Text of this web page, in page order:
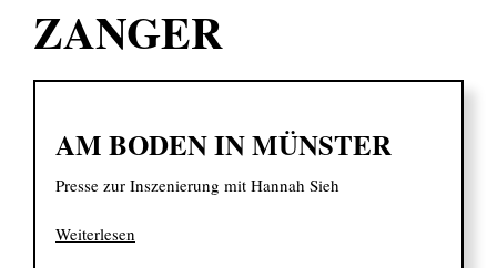
Produzieren
Übersetzen
Referenzen
Über mich
ZANGER
AM BODEN IN MÜNSTER
Presse zur Inszenierung mit Hannah Sieh
Weiterlesen